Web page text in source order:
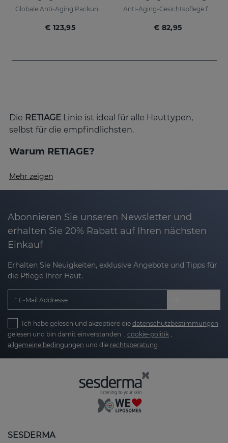
€ 123,95
Anti-Aging-Gesichtspflege für fettige und Mischhaut
€ 82,95
Die RETIAGE Linie ist ideal für alle Hauttypen,
selbst für die empfindlichsten.
Warum RETIAGE?
feinen Linien bis zu tiefen Falten. Gleichzeitig
einen strahlend schönen Teint.
Aktivierung von Kollagen- und
Elastinproduktion gewinnt Ihre Haut an
Festigkeit und Elastizität – für ein
jugendliches Erscheinungsbild.
Intensiver Feuchtigkeitsboost:In
Kombination mit Hyaluronsäure wird die Haut
intensiv mit Feuchtigkeit versorgt, bleibt
angenehm gepflegt an.
Ebenmäßiger Hautton:Pigmentflecken
werden reduziert, der Teint wirkt
Ihrer Haut kehrt zurück.
Mehr zeigen
Abonnieren Sie unseren Newsletter und
erhalten Sie 20% Rabatt auf Ihren nächsten
Einkauf
Erhalten Sie Neuigkeiten, exklusive Angebote und Tipps für
die Pflege Ihrer Haut.
E-Mail Addresse
Ich habe gelesen und akzeptiere die datenschutzbestimmungen
gelesen und bin damit einverstanden. , cookie-politik
allgemeine bedingungen und die rechtsberatung
SESDERMA